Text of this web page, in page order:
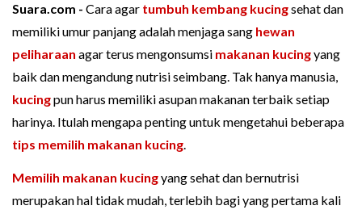
Suara.com - Cara agar tumbuh kembang kucingsehat dan
memiliki umur panjang adalah menjaga sang hewan
peliharaan agar terus mengonsumsi makanan kucingyang
baik dan mengandung nutrisi seimbang. Tak hanya manusia,
kucingpun harus memiliki asupan makanan terbaik setiap
harinya. Itulah mengapa penting untuk mengetahui beberapa
tips memilih makanan kucing.
Memilih makanan kucingyang sehat dan bernutrisi
merupakan hal tidak mudah, terlebih bagi yang pertama kali